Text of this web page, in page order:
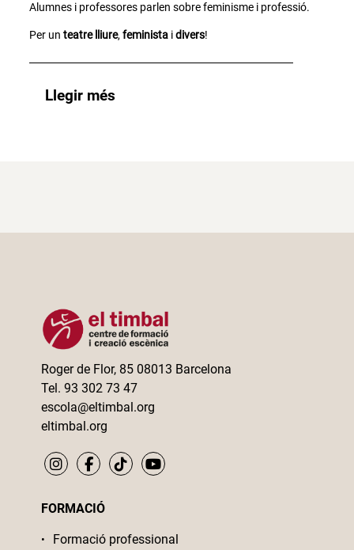
Alumnes i professores parlen sobre feminisme i professió.
Per unteatre lliure,feminista idivers!
Llegir més
Roger de Flor, 85 08013 Barcelona
Tel. 93 302 73 47
escola@eltimbal.org
eltimbal.org
FORMACIÓ
Formació professional